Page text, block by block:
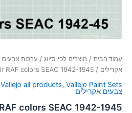
עמוד הבית / מוצרים לפי סיווג / ערכות צבעים
אקרילים / Model Air RAF colors SEAC 1942-1945
Vallejo all products, Vallejo Paint Sets
צבעים אקרילים
colors SEAC 1942-1945